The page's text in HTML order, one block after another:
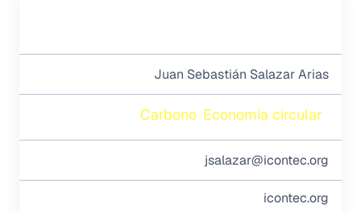
Juan Sebastián Salazar Arias
Carbono Economía circular
jsalazar@icontec.org
icontec.org